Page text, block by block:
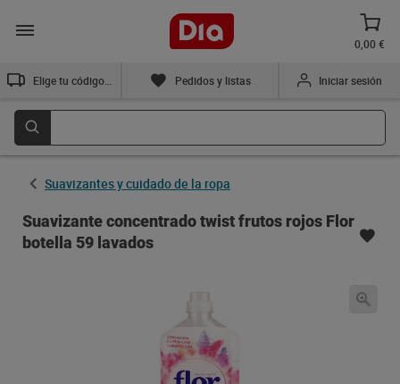
0,00 €
Pedidos y listas Iniciar sesión
Suavizantes y cuidado de la ropa
Suavizante concentrado twist frutos rojos Flor
botella 59 lavados